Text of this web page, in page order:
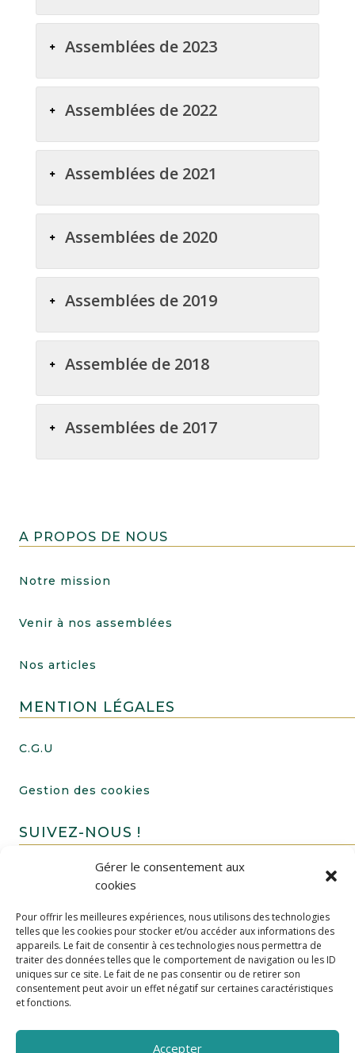
Gérer le consentement aux
cookies
Pour offrir les meilleures expériences, nous utilisons des technologies
telles que les cookies pour stocker et/ou accéder aux informations des
appareils. Le fait de consentir à ces technologies nous permettra de
traiter des données telles que le comportement de navigation ou les ID
uniques sur ce site. Le fait de ne pas consentir ou de retirer son
consentement peut avoir un effet négatif sur certaines caractéristiques
et fonctions.
Accepter
Assemblées de 2023
Assemblées de 2022
Assemblées de 2021
Assemblées de 2020
Assemblées de 2019
Assemblée de 2018
Assemblées de 2017
A PROPOS DE NOUS
Notre mission
Venir à nos assemblées
Nos articles
MENTION LÉGALES
C.G.U
Gestion des cookies
SUIVEZ-NOUS !
FAIRE UN DON